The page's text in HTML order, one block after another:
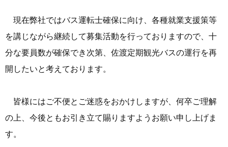
現在弊社ではバス運転士確保に向け、各種就業支援策等
を講じながら継続して募集活動を行っておりますので、十
分な要員数が確保でき次第、佐渡定期観光バスの運行を再
開したいと考えております。
皆様にはご不便とご迷惑をおかけしますが、何卒ご理解
の上、今後ともお引き立て賜りますようお願い申し上げま
す。